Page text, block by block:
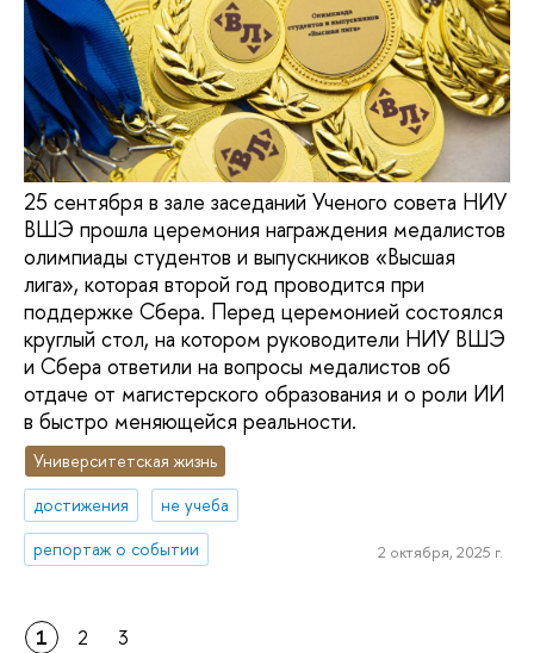
25 сентября в зале заседаний Ученого совета НИУ
ВШЭ прошла церемония награждения медалистов
олимпиады студентов и выпускников «Высшая
лига», которая второй год проводится при
поддержке Сбера. Перед церемонией состоялся
круглый стол, на котором руководители НИУ ВШЭ
и Сбера ответили на вопросы медалистов об
отдаче от магистерского образования и о роли ИИ
в быстро меняющейся реальности.
Университетская жизнь
достижения
не учеба
репортаж о событии
2 октября, 2025 г.
1 2 3